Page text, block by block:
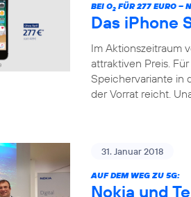
BEI O2 FÜR 277 EURO –
Das iPhone
Im Aktionszeitraum
attraktiven Preis.
Speichervariante in
der Vorrat reicht.
31. Januar 2018
AUF DEM WEG ZU 5G:
Nokia und